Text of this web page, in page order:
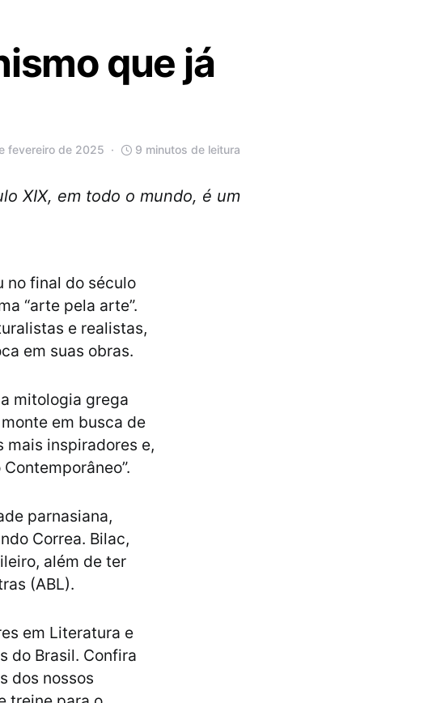
que já
fevereiro de 2025 9 minutos de leitura
XIX, em todo o mundo, é um
no final do século
“arte pela arte”.
e realistas,
em suas obras.
mitologia grega
em busca de
mais inspiradores e,
parnasiana,
Correa. Bilac,
além de ter
(ABL).
em Literatura e
do Brasil. Confira
dos nossos